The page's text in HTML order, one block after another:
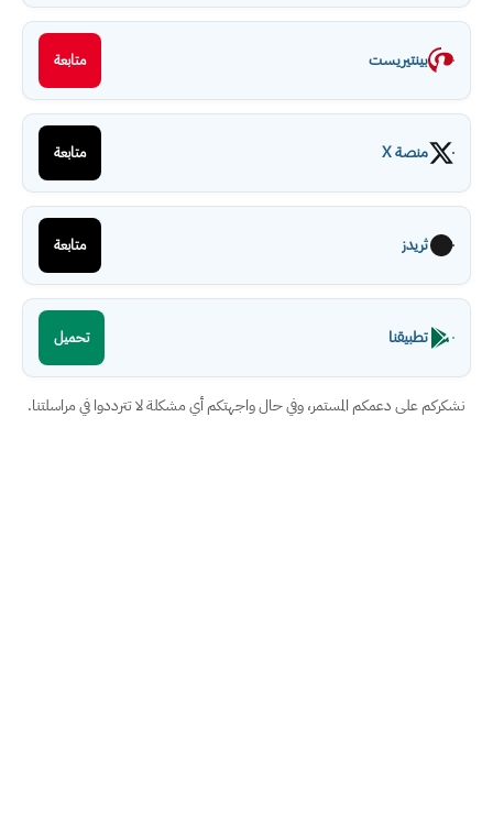
بينتيريست متابعة
منصة X متابعة
ثريدز متابعة
تطبيقنا تحميل
نشكركم على دعمكم المستمر، وفي حال واجهتكم أي مشكلة لا تترددوا في مراسلتنا.